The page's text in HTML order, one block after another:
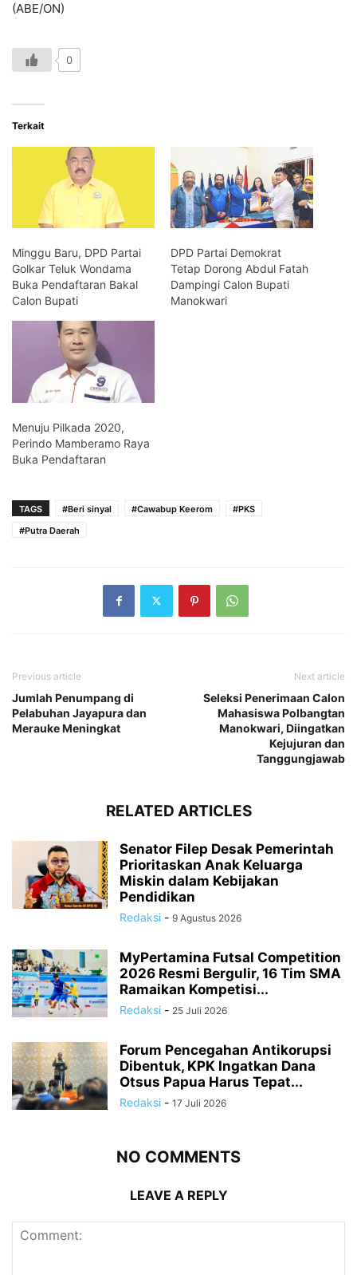
(ABE/ON)
0
Terkait
Minggu Baru, DPD Partai
Golkar Teluk Wondama
Buka Pendaftaran Bakal
Calon Bupati
DPD Partai Demokrat
Tetap Dorong Abdul Fatah
Dampingi Calon Bupati
Manokwari
Menuju Pilkada 2020,
Perindo Mamberamo Raya
Buka Pendaftaran
TAGS #Beri sinyal #Cawabup Keerom
#PKS
#Putra Daerah
Previous article
Jumlah Penumpang di
Pelabuhan Jayapura dan
Merauke Meningkat
Next article
Seleksi Penerimaan Calon
Mahasiswa Polbangtan
Manokwari, Diingatkan
Kejujuran dan
Tanggungjawab
RELATED ARTICLES
Senator Filep Desak Pemerintah
Prioritaskan Anak Keluarga
Miskin dalam Kebijakan
Pendidikan
Redaksi - 9 Agustus 2026
MyPertamina Futsal Competition
2026 Resmi Bergulir, 16 Tim SMA
Ramaikan Kompetisi...
Redaksi - 25 Juli 2026
Forum Pencegahan Antikorupsi
Dibentuk, KPK Ingatkan Dana
Otsus Papua Harus Tepat...
Redaksi - 17 Juli 2026
NO COMMENTS
LEAVE A REPLY